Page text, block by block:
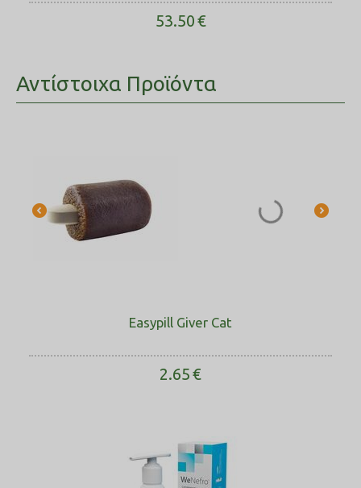
53.50€
Αντίστοιχα Προϊόντα
Easypill Giver Cat
2.65€